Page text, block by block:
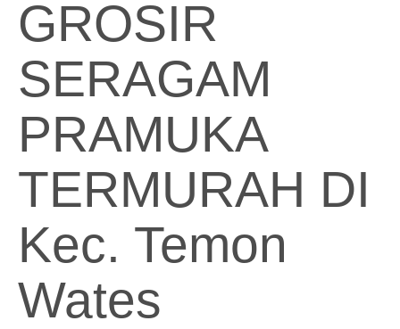
GROSIR
SERAGAM
PRAMUKA
TERMURAH DI
Kec. Temon
Wates